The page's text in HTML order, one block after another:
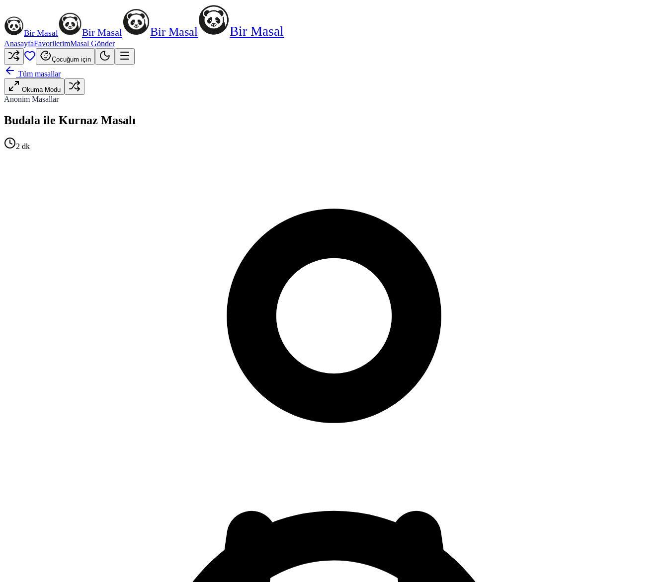
Bir Masal Bir Masal Bir Masal Bir Masal
AnasayfaFavorilerimMasal Gönder
Çocuğum için
Tüm masallar
Okuma Modu
Anonim Masallar
Budala ile Kurnaz Masalı
2 dk